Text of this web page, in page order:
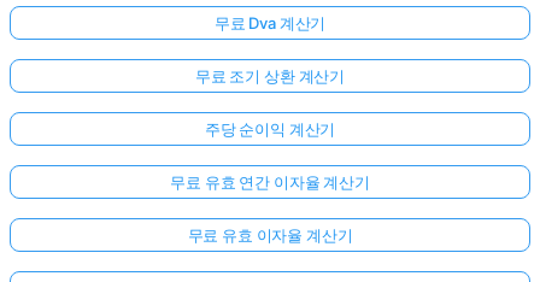
여
기
로
인
세
무료 Dva 계산기
무료 조기 상환 계산기
주당 순이익 계산기
무료 유효 연간 이자율 계산기
무료 유효 이자율 계산기